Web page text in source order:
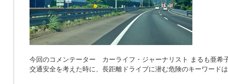
今回のコメンテーター カーライフ・ジャーナリスト まるも亜希
交通安全を考えた時に、長距離ドライブに潜む危険のキーワード